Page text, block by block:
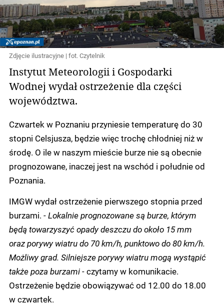
Zdjęcie ilustracyjne | fot. Czytelnik
Instytut Meteorologii i Gospodarki
Wodnej wydał ostrzeżenie dla części
województwa.
Czwartek w Poznaniu przyniesie temperaturę do 30
stopni Celsjusza, będzie więc trochę chłodniej niż w
środę. O ile w naszym mieście burze nie są obecnie
prognozowane, inaczej jest na wschód i południe od
Poznania.
IMGW wydał ostrzeżenie pierwszego stopnia przed
burzami. - Lokalnie prognozowane są burze, którym
będą towarzyszyć opady deszczu do około 15 mm
oraz porywy wiatru do 70 km/h, punktowo do 80 km/h.
Możliwy grad. Silniejsze porywy wiatru mogą wystąpić
także poza burzami -czytamy w komunikacie.
Ostrzeżenie będzie obowiązywać od 12.00 do 18.00
w czwartek.